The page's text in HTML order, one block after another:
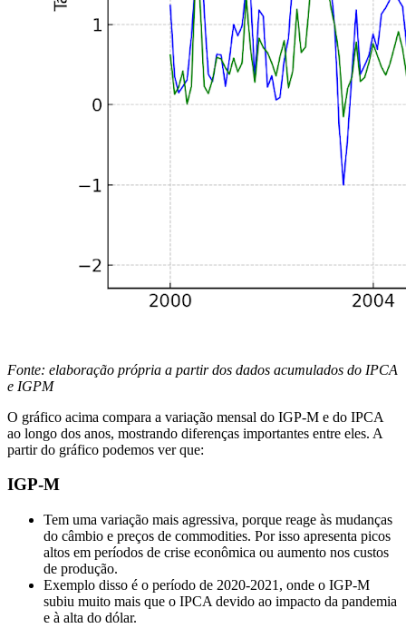
Fonte: elaboração própria a partir dos dados acumulados do IPCA
e IGPM
O gráfico acima compara a variação mensal do IGP-M e do IPCA
ao longo dos anos, mostrando diferenças importantes entre eles. A
partir do gráfico podemos ver que:
IGP-M
Tem uma variação mais agressiva, porque reage às mudanças
do câmbio e preços de commodities. Por isso apresenta picos
altos em períodos de crise econômica ou aumento nos custos
de produção.
Exemplo disso é o período de 2020-2021, onde o IGP-M
subiu muito mais que o IPCA devido ao impacto da pandemia
e à alta do dólar.